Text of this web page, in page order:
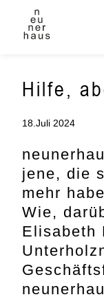
springen
Hilfe,
18.Juli 2024
jene, die
mehr
Wie,
Elisabeth